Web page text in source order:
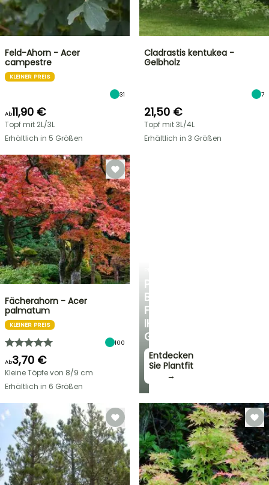
PERSÖNLICHE
BERATUNG
FÜR
IHREN
GARTEN
Entdecken
Sie Plantfit
→
Feld-Ahorn - Acer
campestre
KLEINER PREIS
31
Ab11,90 €
Topf mit 2L/3L
Erhältlich in 5 Größen
Cladrastis kentukea -
Gelbholz
7
21,50 €
Topf mit 3L/4L
Erhältlich in 3 Größen
Fächerahorn - Acer
palmatum
KLEINER PREIS
100
Ab3,70 €
Kleine Töpfe von 8/9 cm
Erhältlich in 6 Größen